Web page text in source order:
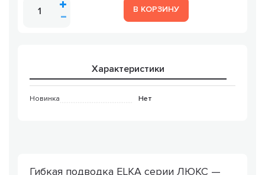
В КОРЗИНУ
Характеристики
Новинка Нет
Гибкая подводка ELKA серии ЛЮКС —